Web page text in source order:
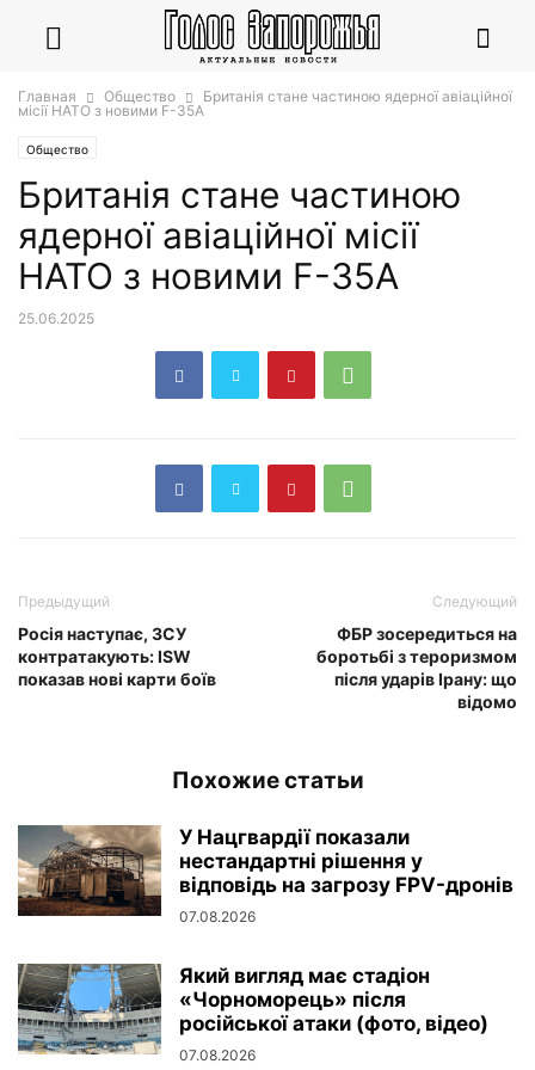
Главная Общество
Британія стане частиною ядерної авіаційної
місії НАТО з новими F-35A
Общество
Британія стане частиною
ядерної авіаційної місії
НАТО з новими F-35A
25.06.2025
Предыдущий
Росія наступає, ЗСУ
контратакують: ISW
показав нові карти боїв
Следующий
ФБР зосередиться на
боротьбі з тероризмом
після ударів Ірану: що
відомо
Похожие статьи
У Нацгвардії показали
нестандартні рішення у
відповідь на загрозу FPV-дронів
07.08.2026
Який вигляд має стадіон
«Чорноморець» після
російської атаки (фото, відео)
07.08.2026